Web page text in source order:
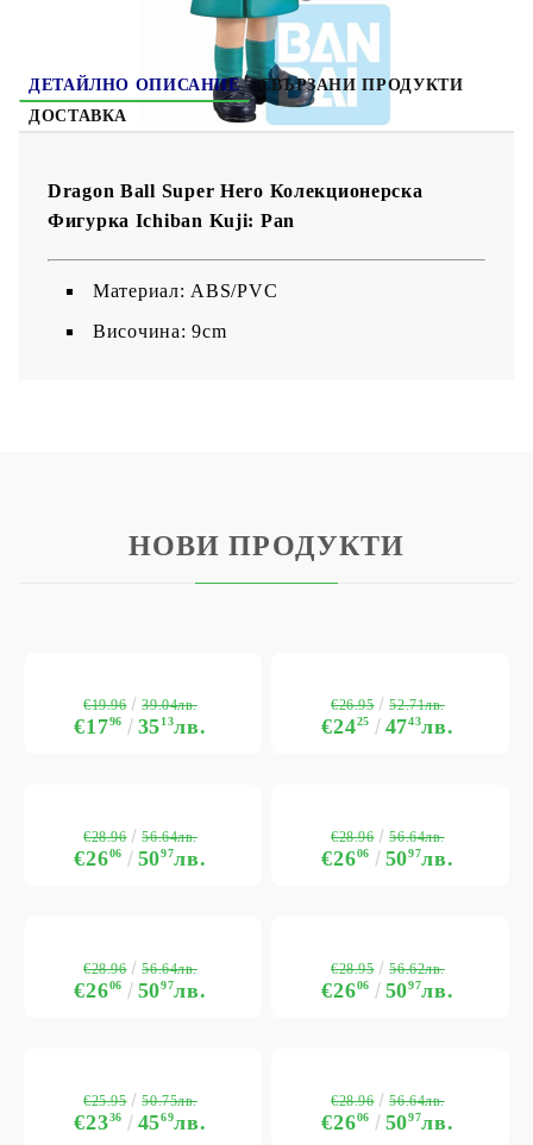
ДЕТАЙЛНО ОПИСАНИЕ
СВЪРЗАНИ ПРОДУКТИ
ДОСТАВКА
Dragon Ball Super Hero Колекционерска
Фигурка Ichiban Kuji: Pan
Материал: ABS/PVC
Височина: 9cm
НОВИ ПРОДУКТИ
€1796 3513лв.
€19.96 39.04лв.
€2425 4743лв.
€26.95 52.71лв.
€2606 5097лв.
€28.96 56.64лв.
€2606 5097лв.
€28.96 56.64лв.
€2606 5097лв.
€28.96 56.64лв.
€2606 5097лв.
€28.95 56.62лв.
€2336 4569лв.
€25.95 50.75лв.
€2606 5097лв.
€28.96 56.64лв.